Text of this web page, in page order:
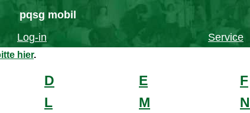
pqsg mobil
Log-in Service
hier.
D E F
L M N